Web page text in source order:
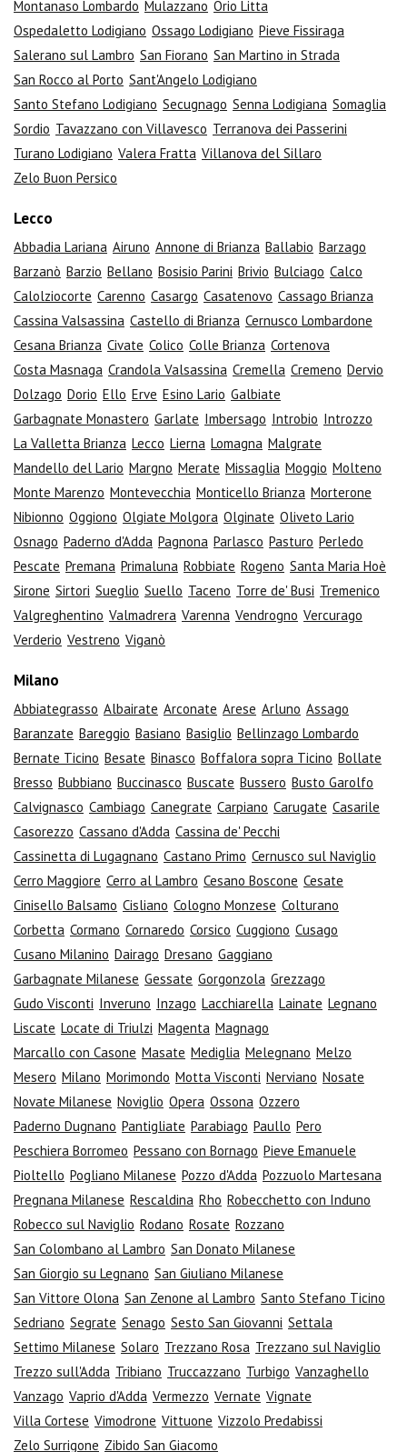
Montanaso Lombardo Mulazzano Orio Litta
Ospedaletto Lodigiano Ossago Lodigiano Pieve Fissiraga
Salerano sul Lambro San Fiorano San Martino in Strada
San Rocco al Porto Sant'Angelo Lodigiano
Santo Stefano Lodigiano Secugnago Senna Lodigiana Somaglia
Sordio Tavazzano con Villavesco Terranova dei Passerini
Turano Lodigiano Valera Fratta Villanova del Sillaro
Zelo Buon Persico
Lecco
Abbadia Lariana Airuno Annone di Brianza Ballabio Barzago
Barzanò Barzio Bellano Bosisio Parini Brivio Bulciago Calco
Calolziocorte Carenno Casargo Casatenovo Cassago Brianza
Cassina Valsassina Castello di Brianza Cernusco Lombardone
Cesana Brianza Civate Colico Colle Brianza Cortenova
Costa Masnaga Crandola Valsassina Cremella Cremeno Dervio
Dolzago Dorio Ello Erve Esino Lario Galbiate
Garbagnate Monastero Garlate Imbersago Introbio Introzzo
La Valletta Brianza Lecco Lierna Lomagna Malgrate
Mandello del Lario Margno Merate Missaglia Moggio Molteno
Monte Marenzo Montevecchia Monticello Brianza Morterone
Nibionno Oggiono Olgiate Molgora Olginate Oliveto Lario
Osnago Paderno d'Adda Pagnona Parlasco Pasturo Perledo
Pescate Premana Primaluna Robbiate Rogeno Santa Maria Hoè
Sirone Sirtori Sueglio Suello Taceno Torre de' Busi Tremenico
Valgreghentino Valmadrera Varenna Vendrogno Vercurago
Verderio Vestreno Viganò
Milano
Abbiategrasso Albairate Arconate Arese Arluno Assago
Baranzate Bareggio Basiano Basiglio Bellinzago Lombardo
Bernate Ticino Besate Binasco Boffalora sopra Ticino Bollate
Bresso Bubbiano Buccinasco Buscate Bussero Busto Garolfo
Calvignasco Cambiago Canegrate Carpiano Carugate Casarile
Casorezzo Cassano d'Adda Cassina de' Pecchi
Cassinetta di Lugagnano Castano Primo Cernusco sul Naviglio
Cerro Maggiore Cerro al Lambro Cesano Boscone Cesate
Cinisello Balsamo Cisliano Cologno Monzese Colturano
Corbetta Cormano Cornaredo Corsico Cuggiono Cusago
Cusano Milanino Dairago Dresano Gaggiano
Garbagnate Milanese Gessate Gorgonzola Grezzago
Gudo Visconti Inveruno Inzago Lacchiarella Lainate Legnano
Liscate Locate di Triulzi Magenta Magnago
Marcallo con Casone Masate Mediglia Melegnano Melzo
Mesero Milano Morimondo Motta Visconti Nerviano Nosate
Novate Milanese Noviglio Opera Ossona Ozzero
Paderno Dugnano Pantigliate Parabiago Paullo Pero
Peschiera Borromeo Pessano con Bornago Pieve Emanuele
Pioltello Pogliano Milanese Pozzo d'Adda Pozzuolo Martesana
Pregnana Milanese Rescaldina Rho Robecchetto con Induno
Robecco sul Naviglio Rodano Rosate Rozzano
San Colombano al Lambro San Donato Milanese
San Giorgio su Legnano San Giuliano Milanese
San Vittore Olona San Zenone al Lambro Santo Stefano Ticino
Sedriano Segrate Senago Sesto San Giovanni Settala
Settimo Milanese Solaro Trezzano Rosa Trezzano sul Naviglio
Trezzo sull'Adda Tribiano Truccazzano Turbigo Vanzaghello
Vanzago Vaprio d'Adda Vermezzo Vernate Vignate
Villa Cortese Vimodrone Vittuone Vizzolo Predabissi
Zelo Surrigone Zibido San Giacomo